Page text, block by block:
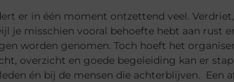
er in één moment ontzettend veel.
je misschien vooral behoefte hebt aan rust
worden genomen. Toch hoeft het
overzicht en goede begeleiding kan er
én bij de mensen die achterblijven. Een